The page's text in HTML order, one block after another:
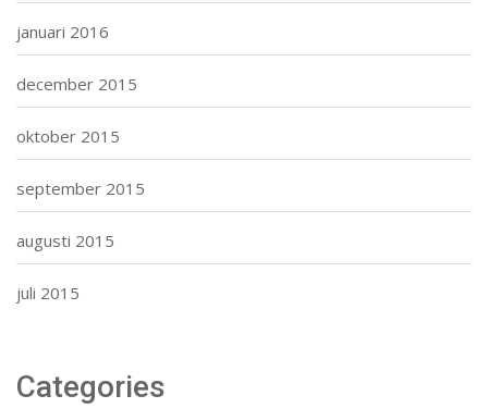
januari 2016
december 2015
oktober 2015
september 2015
augusti 2015
juli 2015
Categories